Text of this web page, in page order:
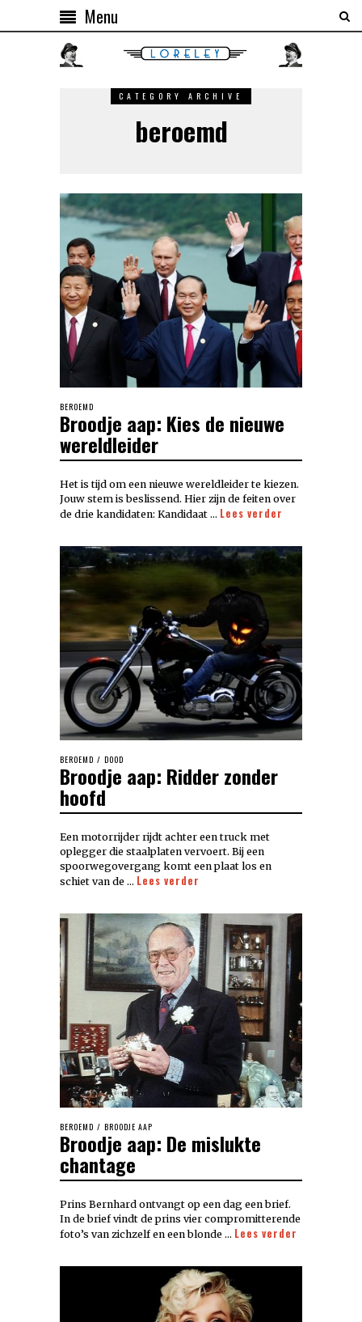
Menu
CATEGORY ARCHIVE
beroemd
BEROEMD
Broodje aap: Kies de nieuwe
wereldleider
Het is tijd om een nieuwe wereldleider te kiezen.
Jouw stem is beslissend. Hier zijn de feiten over
de drie kandidaten: Kandidaat … Lees verder
BEROEMD / DOOD
Broodje aap: Ridder zonder
hoofd
Een motorrijder rijdt achter een truck met
oplegger die staalplaten vervoert. Bij een
spoorwegovergang komt een plaat los en
schiet van de … Lees verder
BEROEMD / BROODJE AAP
Broodje aap: De mislukte
chantage
Prins Bernhard ontvangt op een dag een brief.
In de brief vindt de prins vier compromitterende
foto’s van zichzelf en een blonde … Lees verder